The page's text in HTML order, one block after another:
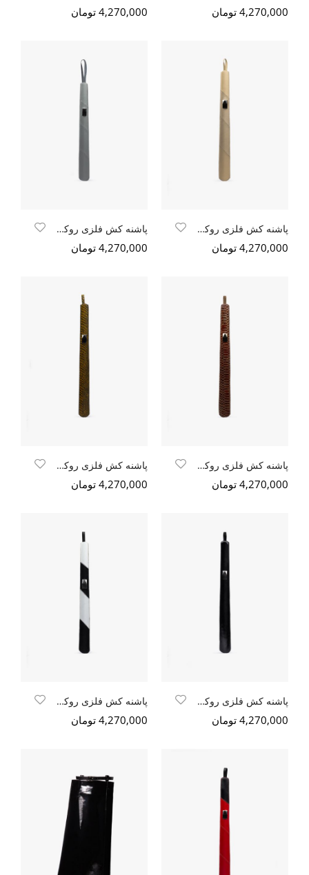
4,270,000 تومان 4,270,000 تومان
پاشنه کش فلزی روکش چرم
4,270,000 تومان
پاشنه کش فلزی روکش چرم طوسی سافتی
4,270,000 تومان
پاشنه کش فلزی روکش چرم
4,270,000 تومان
پاشنه کش فلزی روکش چرم
4,270,000 تومان
پاشنه کش فلزی روکش چرم مشکی ورنی
4,270,000 تومان
پاشنه کش فلزی روکش چرم سفید-مشکی
4,270,000 تومان